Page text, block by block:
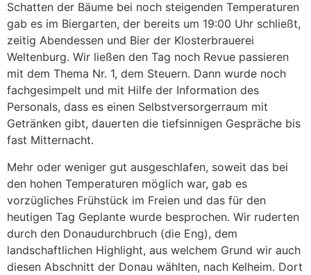
Schatten der Bäume bei noch steigenden Temperaturen
gab es im Biergarten, der bereits um 19:00 Uhr schließt,
zeitig Abendessen und Bier der Klosterbrauerei
Weltenburg. Wir ließen den Tag noch Revue passieren
mit dem Thema Nr. 1, dem Steuern. Dann wurde noch
fachgesimpelt und mit Hilfe der Information des
Personals, dass es einen Selbstversorgerraum mit
Getränken gibt, dauerten die tiefsinnigen Gespräche bis
fast Mitternacht.
Mehr oder weniger gut ausgeschlafen, soweit das bei
den hohen Temperaturen möglich war, gab es
vorzügliches Frühstück im Freien und das für den
heutigen Tag Geplante wurde besprochen. Wir ruderten
durch den Donaudurchbruch (die Eng), dem
landschaftlichen Highlight, aus welchem Grund wir auch
diesen Abschnitt der Donau wählten, nach Kelheim. Dort